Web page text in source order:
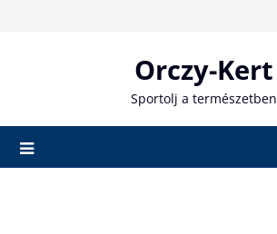
Orczy-Kert
Sportolj a természetben